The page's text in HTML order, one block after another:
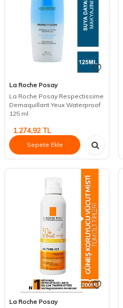
La Roche Posay
La Roche Posay Respectissime
Demaquillant Yeux Waterproof
125 ml
1.274,92 TL
Sepete Ekle
La Roche Posay